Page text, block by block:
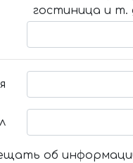
гостиница и т.
об